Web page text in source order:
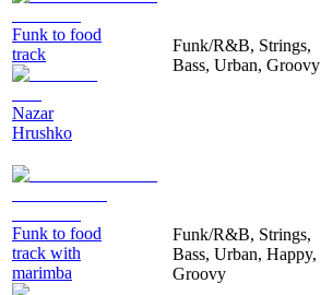
Funk to food
track
Nazar
Hrushko
Funk/R&B, Strings,
Bass, Urban, Groovy
Funk to food
track with
marimba
Funk/R&B, Strings,
Bass, Urban, Happy,
Groovy